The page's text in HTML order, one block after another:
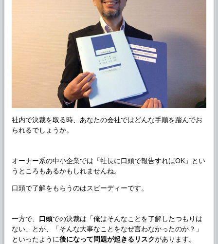
社内で決裁を取る時、あなたの会社ではどんな手順を踏んでお
られるでしょうか。
オーナー系の中小企業では「社長に口頭で報告すればOK」とい
うところもあるかもしれませんね。
口頭で了解をもらうのはスピーディーです。
一方で、 口頭での決裁は「俺はそんなことを了解したつもりは
ない」とか、「そんな大事なことをなぜ言わなかったのか？」
といったように後になって問題が起きるリスクがあります。